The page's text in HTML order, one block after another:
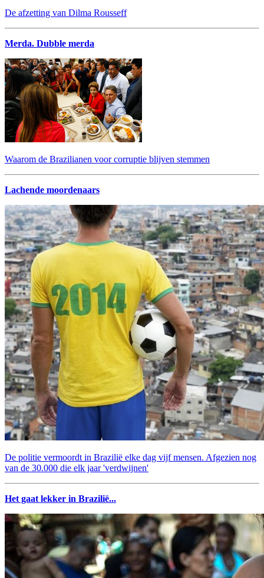
De afzetting van Dilma Rousseff
Merda. Dubble merda
Waarom de Brazilianen voor corruptie blijven stemmen
Lachende moordenaars
De politie vermoordt in Brazilië elke dag vijf mensen. Afgezien nog
van de 30.000 die elk jaar 'verdwijnen'
Het gaat lekker in Brazilië...